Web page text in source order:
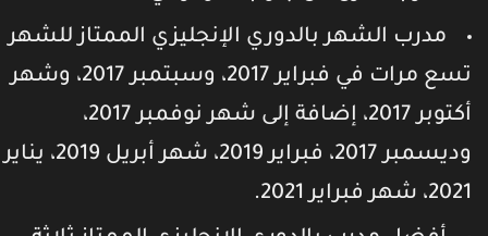
مدرب الشهر بالدوري الإنجليزي الممتاز للشهر
تسع مرات في فبراير 2017، وسبتمبر 2017، وشهر
أكتوبر 2017، إضافة إلى شهر نوفمبر 2017،
وديسمبر 2017، فبراير 2019، شهر أبريل 2019، يناير
شهر فبراير 2021.